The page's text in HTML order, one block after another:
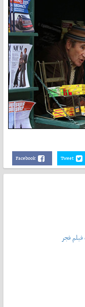
Facebook Tweet
فجر